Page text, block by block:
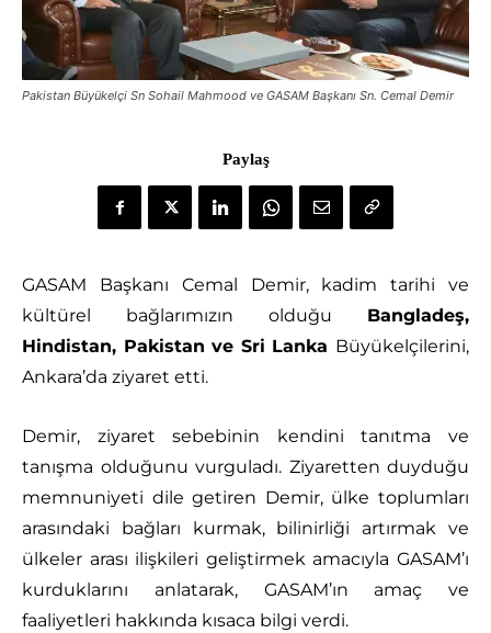
Pakistan Büyükelçi Sn Sohail Mahmood ve GASAM Başkanı Sn. Cemal Demir
Paylaş
GASAM Başkanı Cemal Demir, kadim tarihi ve
kültürel bağlarımızın olduğu Bangladeş,
Hindistan, Pakistan ve Sri Lanka Büyükelçilerini,
Ankara’da ziyaret etti.
Demir, ziyaret sebebinin kendini tanıtma ve
tanışma olduğunu vurguladı. Ziyaretten duyduğu
memnuniyeti dile getiren Demir, ülke toplumları
arasındaki bağları kurmak, bilinirliği artırmak ve
ülkeler arası ilişkileri geliştirmek amacıyla GASAM’ı
kurduklarını anlatarak, GASAM’ın amaç ve
faaliyetleri hakkında kısaca bilgi verdi.